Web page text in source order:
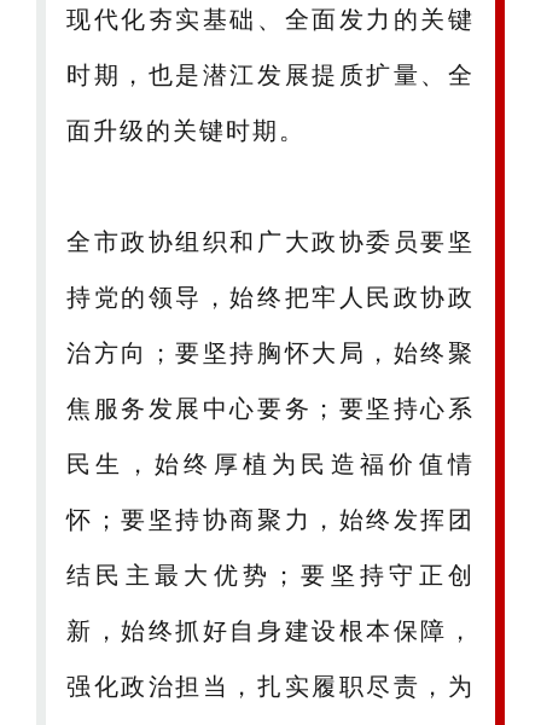
现代化夯实基础、全面发力的关键
时期，也是潜江发展提质扩量、全
面升级的关键时期。
全市政协组织和广大政协委员要坚
持党的领导，始终把牢人民政协政
治方向；要坚持胸怀大局，始终聚
焦服务发展中心要务；要坚持心系
民生，始终厚植为民造福价值情
怀；要坚持协商聚力，始终发挥团
结民主最大优势；要坚持守正创
新，始终抓好自身建设根本保障，
强化政治担当，扎实履职尽责，为